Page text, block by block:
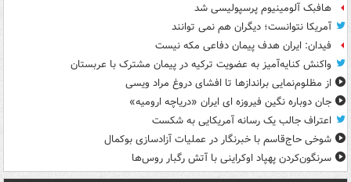
هافبک آلومینیوم پرسپولیسی شد
آمریکا نتوانست؛ دیگران هم نمی توانند
فیدان: ایران هدف پیمان دفاعی مکه نیست
واکنش کنایه‌آمیز به عضویت ترکیه در پیمان مشترک با عربستان
از مظلوم‌نمایی براندازها تا افشای دروغ مراد ویسی
جان دوباره نگین فیروزه ای ایران «دریاچه ارومیه»
اعتراف جالب یک رسانه آمریکایی به شکست
شوخی حاج‌قاسم با خبرنگار در عملیات آزادسازی بوکمال
سرنگون‌کردن پهپاد اوکراینی با آتش رگبار روس‌ها